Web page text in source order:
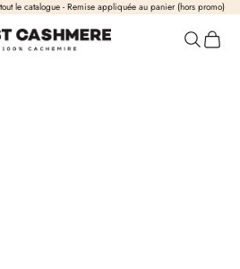
le catalogue - Remise appliquée au panier (hors promo)
Ouvrir la
Voir